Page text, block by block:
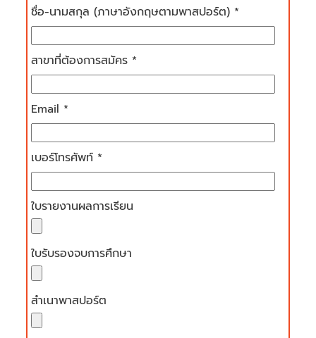
ชื่อ-นามสกุล (ภาษาอังกฤษตามพาสปอร์ต) *
สาขาที่ต้องการสมัคร *
Email *
เบอร์โทรศัพท์ *
ใบรายงานผลการเรียน
ใบรับรองจบการศึกษา
สำเนาพาสปอร์ต